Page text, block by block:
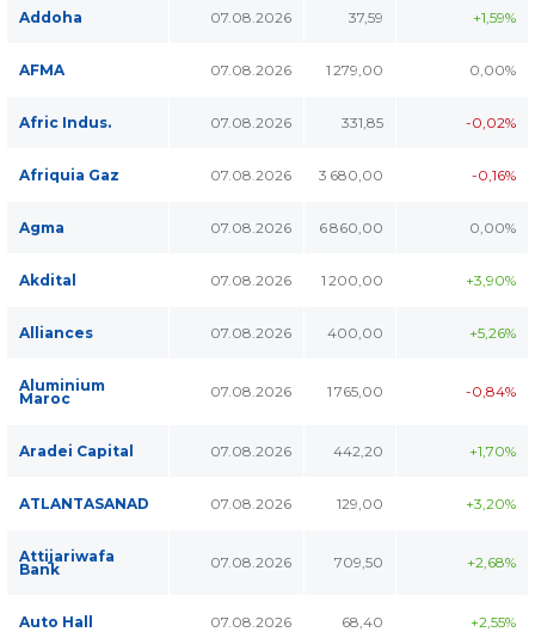
Addoha 07.08.2026 37,59 +1,59%
AFMA 07.08.2026 1 279,00 0,00%
Afric Indus. 07.08.2026 331,85 -0,02%
Afriquia Gaz 07.08.2026 3 680,00 -0,16%
Agma 07.08.2026 6 860,00 0,00%
Akdital 07.08.2026 1 200,00 +3,90%
Alliances 07.08.2026 400,00 +5,26%
Aluminium
Maroc 07.08.2026 1 765,00 -0,84%
Aradei Capital 07.08.2026 442,20 +1,70%
ATLANTASANAD 07.08.2026 129,00 +3,20%
Attijariwafa
Bank 07.08.2026 709,50 +2,68%
Auto Hall 07.08.2026 68,40 +2,55%